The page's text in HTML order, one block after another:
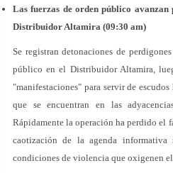
Las fuerzas de orden público
Distribuidor Altamira (09:30 am)
Se registran detonaciones de
público en el Distribuidor Altamira,
"manifestaciones" para servir de
que se encuentran en las
Rápidamente la operación ha perdido el
caotización de la agenda informativa
condiciones de violencia que oxigenen